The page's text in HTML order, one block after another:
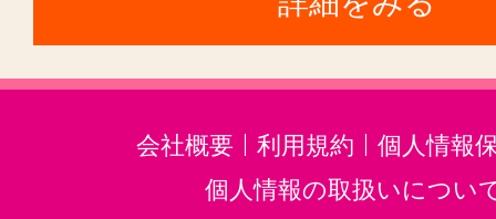
会社概要 利用規約
個人情報
個人情報の取扱いについ